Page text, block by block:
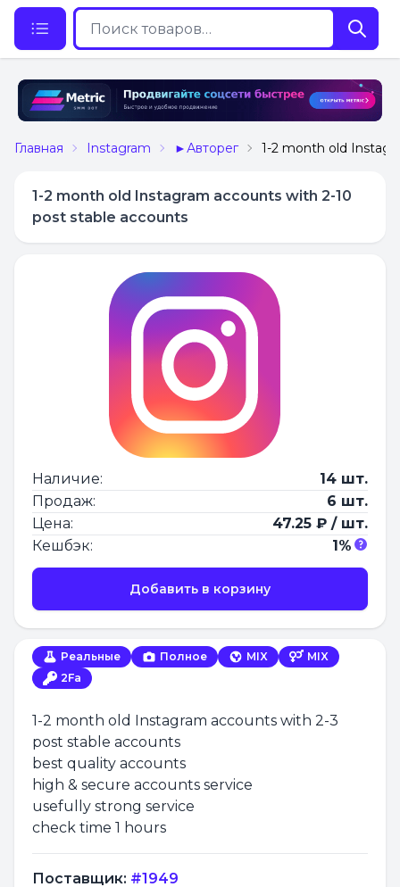
Главная Instagram ►Авторег 1-2 month old
1-2 month old Instagram accounts with 2-10
post stable accounts
Реальные Полное MIX
MIX
2Fa
1-2 month old Instagram accounts with 2-3
post stable accounts
best quality accounts
high & secure accounts service
usefully strong service
check time 1 hours
Поставщик: #1949
Наличие:
14 шт.
Продаж:
6 шт.
Цена:
47.25 ₽ / шт.
Кешбэк:
1%
Добавить в корзину